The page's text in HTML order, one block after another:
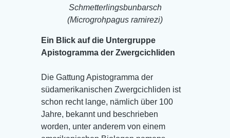
Schmetterlingsbunbarsch
(Microgrohpagus ramirezi)
Ein Blick auf die Untergruppe
Apistogramma der Zwergcichliden
Die Gattung Apistogramma der
südamerikanischen Zwergcichliden ist
schon recht lange, nämlich über 100
Jahre, bekannt und beschrieben
worden, unter anderem von einem